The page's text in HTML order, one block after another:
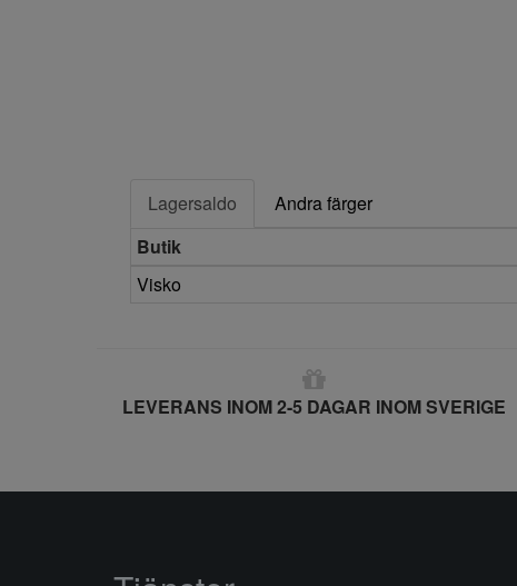
Lagersaldo
Andra färger
Butik
Visko
LEVERANS INOM 2-5 DAGAR INOM SVERIGE